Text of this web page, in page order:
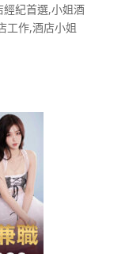
紀首選,小姐酒
工作,酒店小姐